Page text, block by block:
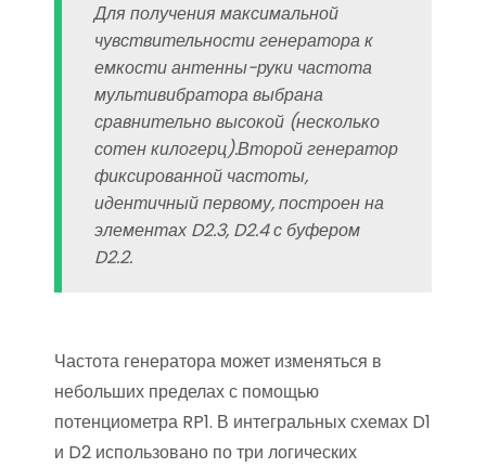
Для получения максимальной
чувствительности генератора к
емкости антенны-руки частота
мультивибратора выбрана
сравнительно высокой (несколько
сотен килогерц).Второй генератор
фиксированной частоты,
идентичный первому, построен на
элементах D2.3, D2.4 с буфером
D2.2.
Частота генератора может изменяться в
небольших пределах с помощью
потенциометра RP1. В интегральных схемах D1
и D2 использовано по три логических